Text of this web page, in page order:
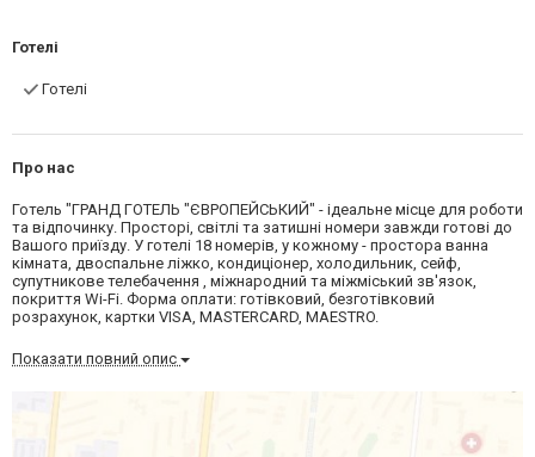
Готелі
Готелі
Про нас
Готель "ГРАНД ГОТЕЛЬ "ЄВРОПЕЙСЬКИЙ" - ідеальне місце для роботи
та відпочинку. Просторі, світлі та затишні номери завжди готові до
Вашого приїзду. У готелі 18 номерів, у кожному - простора ванна
кімната, двоспальне ліжко, кондиціонер, холодильник, сейф,
супутникове телебачення , міжнародний та міжміський зв'язок,
покриття Wi-Fi. Форма оплати: готівковий, безготівковий
розрахунок, картки VISA, MASTERCARD, MАESTRO.
Показати повний опис